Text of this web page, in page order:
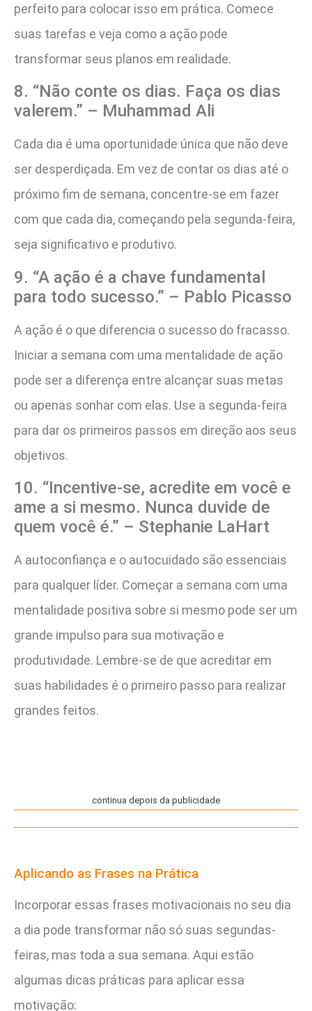
perfeito para colocar isso em prática. Comece
suas tarefas e veja como a ação pode
transformar seus planos em realidade.
8. “Não conte os dias. Faça os dias
valerem.” – Muhammad Ali
Cada dia é uma oportunidade única que não deve
ser desperdiçada. Em vez de contar os dias até o
próximo fim de semana, concentre-se em fazer
com que cada dia, começando pela segunda-feira,
seja significativo e produtivo.
9. “A ação é a chave fundamental
para todo sucesso.” – Pablo Picasso
A ação é o que diferencia o sucesso do fracasso.
Iniciar a semana com uma mentalidade de ação
pode ser a diferença entre alcançar suas metas
ou apenas sonhar com elas. Use a segunda-feira
para dar os primeiros passos em direção aos seus
objetivos.
10. “Incentive-se, acredite em você e
ame a si mesmo. Nunca duvide de
quem você é.” – Stephanie LaHart
A autoconfiança e o autocuidado são essenciais
para qualquer líder. Começar a semana com uma
mentalidade positiva sobre si mesmo pode ser um
grande impulso para sua motivação e
produtividade. Lembre-se de que acreditar em
suas habilidades é o primeiro passo para realizar
grandes feitos.
continua depois da publicidade
Aplicando as Frases na Prática
Incorporar essas frases motivacionais no seu dia
a dia pode transformar não só suas segundas-
feiras, mas toda a sua semana. Aqui estão
algumas dicas práticas para aplicar essa
motivação: